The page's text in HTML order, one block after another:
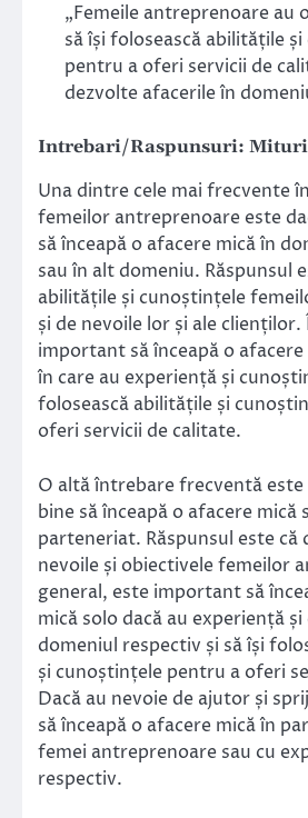
„Femeile antreprenoare au
să își folosească abilitățile
pentru a oferi servicii de
dezvolte afacerile în
Intrebari/Raspunsuri: Mituri
Una dintre cele mai frecvente
femeilor antreprenoare este
să înceapă o afacere mică în
sau în alt domeniu. Răspunsul
abilitățile și cunoștințele
și de nevoile lor și ale
important să înceapă o
în care au experiență și
folosească abilitățile și
oferi servicii de calitate.
O altă întrebare frecventă este
bine să înceapă o afacere mică
parteneriat. Răspunsul este că
nevoile și obiectivele femeilor
general, este important să
mică solo dacă au experiență
domeniul respectiv și să își
și cunoștințele pentru a oferi
Dacă au nevoie de ajutor și
să înceapă o afacere mică în
femei antreprenoare sau cu
respectiv.